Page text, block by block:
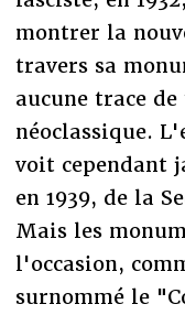
montrer la
travers sa
aucune trace
néoclassique.
voit cependant
en 1939, de la
Mais les
l'occasion,
surnommé le